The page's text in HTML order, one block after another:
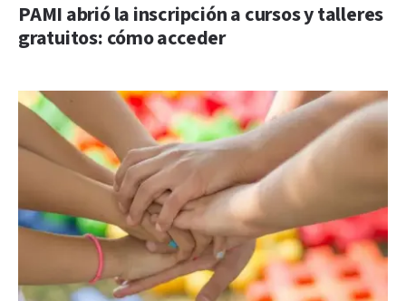
PAMI abrió la inscripción a cursos y talleres
gratuitos: cómo acceder